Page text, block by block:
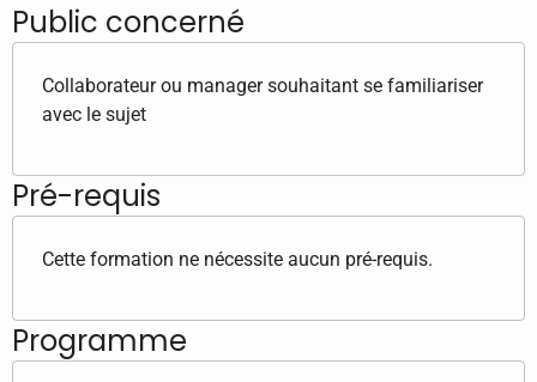
Public concerné
Collaborateur ou manager souhaitant se familiariser
avec le sujet
Pré-requis
Cette formation ne nécessite aucun pré-requis.
Programme